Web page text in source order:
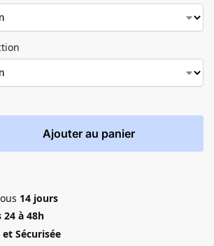
Ajouter au panier
14 jours
24 à 48h
Sécurisée